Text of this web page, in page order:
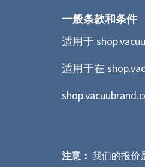
一般条款和条件
适用于
适用于在
注意： 我们的报价